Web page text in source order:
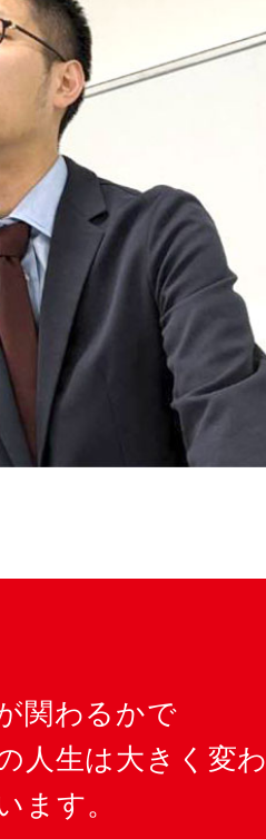
関わるかで
人生は大きく変わ
ます。